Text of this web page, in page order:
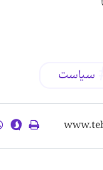
سیاست